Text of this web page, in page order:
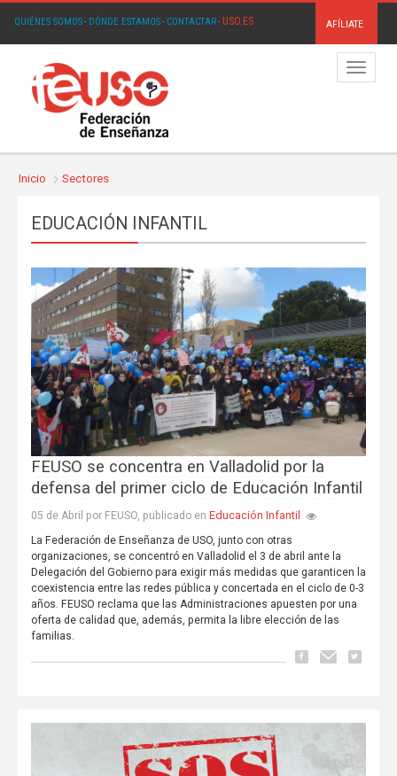
QUIÉNES SOMOS· DÓNDE ESTAMOS· CONTACTAR· USO.ES AFÍLIATE
Menú
Inicio Sectores
EDUCACIÓN INFANTIL
FEUSO se concentra en Valladolid por la
defensa del primer ciclo de Educación Infantil
05 de Abril por FEUSO, publicado en Educación Infantil
La Federación de Enseñanza de USO, junto con otras
organizaciones, se concentró en Valladolid el 3 de abril ante la
Delegación del Gobierno para exigir más medidas que garanticen la
coexistencia entre las redes pública y concertada en el ciclo de 0-3
años. FEUSO reclama que las Administraciones apuesten por una
oferta de calidad que, además, permita la libre elección de las
familias.